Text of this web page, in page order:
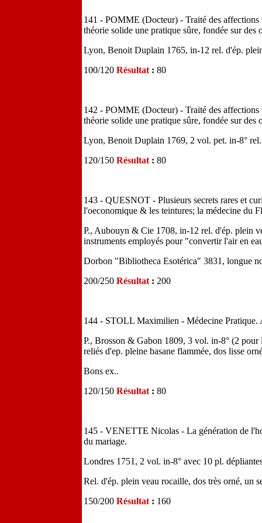
141 - POMME (Docteur) - Traité des affections
théorie solide une pratique sûre, fondée sur des
Lyon, Benoit Duplain 1765, in-12 rel. d'ép.
100/120 Résultat : 80
142 - POMME (Docteur) - Traité des affections
théorie solide une pratique sûre, fondée sur
Lyon, Benoit Duplain 1769, 2 vol. pet. in-8° rel.
120/150 Résultat : 80
143 - QUESNOT - Plusieurs secrets rares et
l'oeconomique & les teintures; la médecine du
P., Aubouyn & Cie 1708, in-12 rel. d'ép. plein
instruments employés pour "convertir l'air en
Dorbon "Bibliotheca Esotérica" 3831, longue
200/250 Résultat : 200
144 - STOLL Maximilien - Médecine Pratique.
P., Brosson & Gabon 1809, 3 vol. in-8° (2
reliés d'ep. pleine basane flammée, dos lisse
Bons ex..
120/150 Résultat : 80
145 - VENETTE Nicolas - La génération de
du mariage.
Londres 1751, 2 vol. in-8° avec 10 pl.
Rel. d'ép. plein veau rocaille, dos très orné, un
150/200 Résultat : 160